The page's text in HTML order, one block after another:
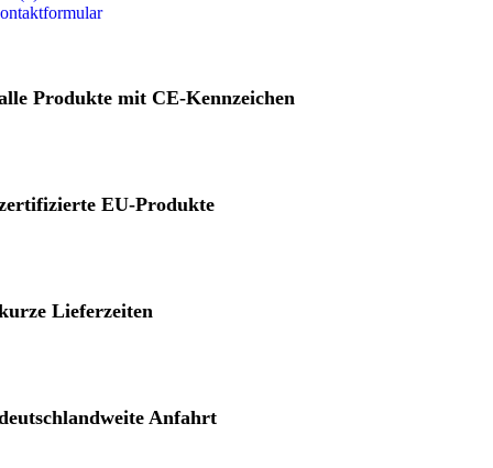
Produkte mit CE-Kennzeichen
EU-Produkte
Lieferzeiten
Anfahrt